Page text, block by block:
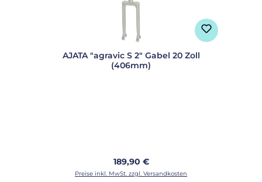
AJATA "agravic S 2" Gabel 20 Zoll
(406mm)
Regulärer Preis:
189,90 €
Preise inkl. MwSt. zzgl. Versandkosten